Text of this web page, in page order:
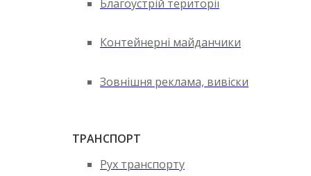
Благоустрій території
Контейнерні майданчики
Зовнішня реклама, вивіски
ТРАНСПОРТ
Рух транспорту